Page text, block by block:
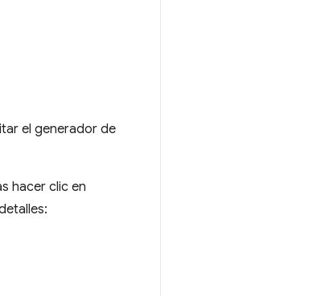
el generador de
hacer clic en